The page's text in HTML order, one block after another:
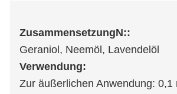
ZusammensetzungN::
Geraniol, Neemöl, Lavendelöl
Verwendung:
Zur äußerlichen Anwendung: 0,1